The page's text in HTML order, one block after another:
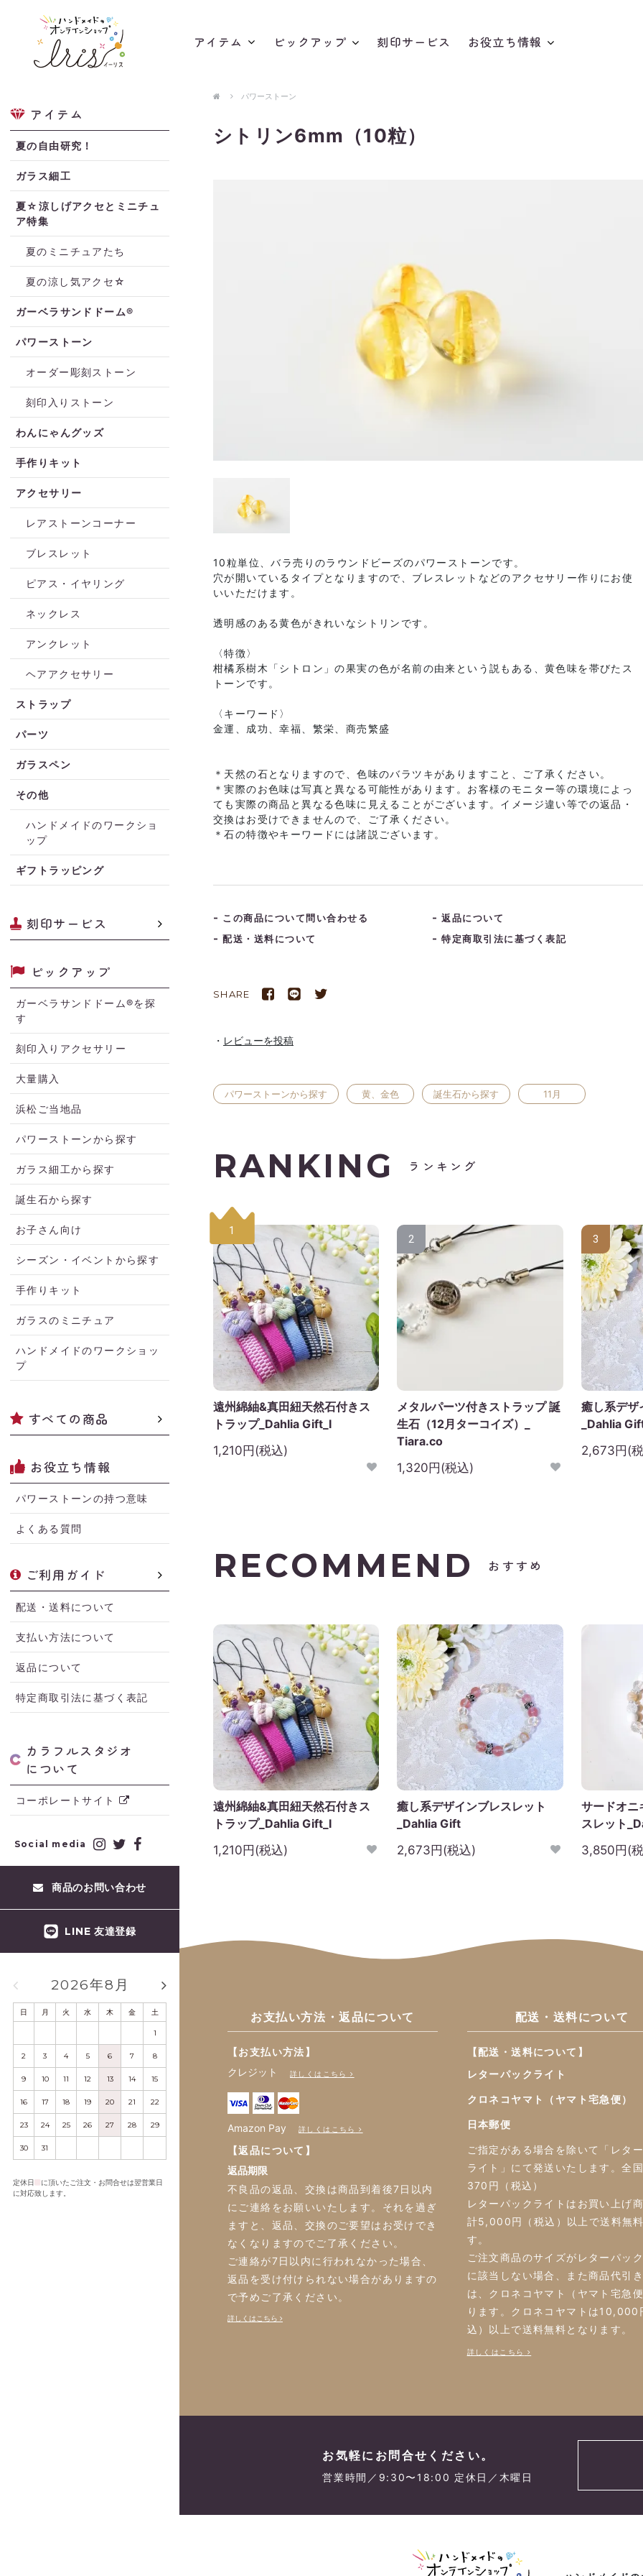
アイテム ピックアップ 刻印サービス お役立ち情報
アイテム
夏の自由研究！
ガラス細工
夏☆涼しげアクセとミニチュ
ア特集
夏のミニチュアたち
夏の涼し気アクセ☆
ガーベラサンドドーム®
パワーストーン
オーダー彫刻ストーン
刻印入りストーン
わんにゃんグッズ
手作りキット
アクセサリー
レアストーンコーナー
ブレスレット
ピアス・イヤリング
ネックレス
アンクレット
ヘアアクセサリー
ストラップ
パーツ
ガラスペン
その他
ハンドメイドのワークショ
ップ
ギフトラッピング
刻印サービス
ピックアップ
ガーベラサンドドーム®を探
す
刻印入りアクセサリー
大量購入
浜松ご当地品
パワーストーンから探す
ガラス細工から探す
誕生石から探す
お子さん向け
シーズン・イベントから探す
手作りキット
ガラスのミニチュア
ハンドメイドのワークショッ
プ
すべての商品
お役立ち情報
パワーストーンの持つ意味
よくある質問
ご利用ガイド
配送・送料について
支払い方法について
返品について
特定商取引法に基づく表記
カラフルスタジオ
について
コーポレートサイト
Social media
商品のお問い合わせ
LINE 友達登録
2026年8月
日 月 火 水 木 金 土
1
2 3 4 5 6 7 8
9 10 11 12 13 14 15
16 17 18 19 20 21 22
23 24 25 26 27 28 29
30 31
木 金 土
2 3 4 5
9 10 11 12
16 17 19
23 24 25
30
定休日
に頂いたご注文・お問合せは翌営業日
に対応致します。
パワーストーン
シトリン6mm（10粒）
10粒単位、バラ売りのラウンドビーズのパワーストーンです。
穴が開いているタイプとなりますので、ブレスレットなどのアクセサリー作りにお使
いいただけます。
透明感のある黄色がきれいなシトリンです。
〈特徴〉
柑橘系樹木「シトロン」の果実の色が名前の由来という説もある、黄色味を帯びたス
トーンです。
〈キーワード〉
金運、成功、幸福、繁栄、商売繁盛
＊天然の石となりますので、色味のバラツキがありますこと、ご了承ください。
＊実際のお色味は写真と異なる可能性があります。お客様のモニター等の環境によっ
ても実際の商品と異なる色味に見えることがございます。イメージ違い等での返品・
交換はお受けできませんので、ご了承ください。
＊石の特徴やキーワードには諸説ございます。
この商品について問い合わせる
配送・送料について
返品について
特定商取引法に基づく表記
SHARE
レビューを投稿
パワーストーンから探す 黄、金色 誕生石から探す 11月
RANKING ランキング
1
遠州綿紬&真田紐天然石付きス
トラップ_Dahlia Gift_I
1,210円(税込)
2
メタルパーツ付きストラップ 誕
生石（12月ターコイズ）_
Tiara.co
1,320円(税込)
3
癒し系デザ
_Dahlia
2,673円(
RECOMMEND おすすめ
遠州綿紬&真田紐天然石付きス
トラップ_Dahlia Gift_I
1,210円(税込)
癒し系デザインブレスレット
_Dahlia Gift
2,673円(税込)
サードオニ
スレット
3,850円(
お支払い方法・返品について
【お支払い方法】
クレジット
詳しくはこちら
Amazon Pay 詳しくはこちら
【返品について】
返品期限
不良品の返品、交換は商品到着後7日以内
にご連絡をお願いいたします。それを過ぎ
ますと、返品、交換のご要望はお受けでき
なくなりますのでご了承ください。
ご連絡が7日以内に行われなかった場合、
返品を受け付けられない場合がありますの
で予めご了承ください。
詳しくはこちら
配送・送料について
【配送・送料について】
レターパックライト
クロネコヤマト（ヤマト宅急便）
日本郵便
ご指定がある場合を除いて「レタ
ライト」にて発送いたします。
370円（税込）
レターパックライトはお買い上げ
計5,000円（税込）以上で送料無
す。
ご注文商品のサイズがレターパッ
に該当しない場合、また商品代引
は、クロネコヤマト（ヤマト宅急
ります。クロネコヤマトは10,000
込）以上で送料無料となります。
詳しくはこちら
お気軽にお問合せください。
営業時間／9:30〜18:00 定休日／木曜日